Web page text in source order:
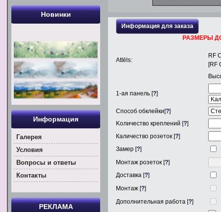
Информация для заказа
РАЗМЕРЫ
Attēls:
RF
[RF
1-ая панель [?]
Способ обклейки[?]
Kоличество креплений [?]
Каличество розеток [?]
Замер [?]
Монтаж розеток [?]
Доставка [?]
Монтаж [?]
Дополнительная работа [?]
Новинки
Информация
Галерея
Условия
Вoпросы и ответы
Контакты
РЕКЛАМА